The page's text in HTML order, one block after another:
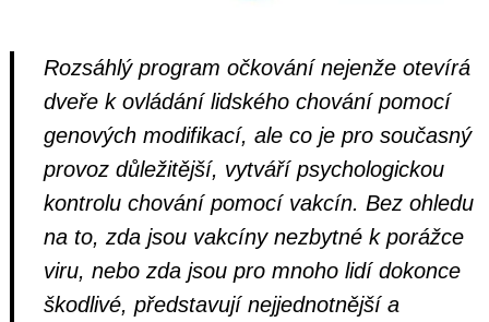
Rozsáhlý program očkování nejenže otevírá
dveře k ovládání lidského chování pomocí
genových modifikací, ale co je pro současný
provoz důležitější, vytváří psychologickou
kontrolu chování pomocí vakcín. Bez ohledu
na to, zda jsou vakcíny nezbytné k porážce
viru, nebo zda jsou pro mnoho lidí dokonce
škodlivé, představují nejjednotnější a